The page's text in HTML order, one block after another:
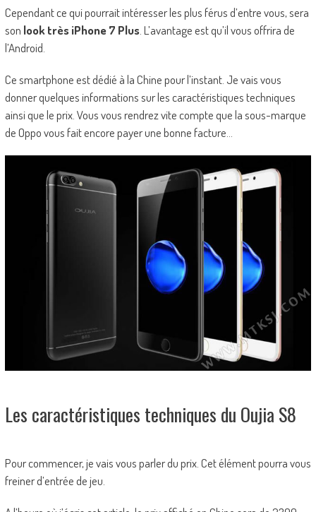
Cependant ce qui pourrait intéresser les plus férus d’entre vous, sera
son look très iPhone 7 Plus. L’avantage est qu’il vous offrira de
l’Android.
Ce smartphone est dédié à la Chine pour l’instant. Je vais vous
donner quelques informations sur les caractéristiques techniques
ainsi que le prix. Vous vous rendrez vite compte que la sous-marque
de Oppo vous fait encore payer une bonne facture…
Les caractéristiques techniques du Oujia S8
Pour commencer, je vais vous parler du prix. Cet élément pourra vous
freiner d’entrée de jeu.